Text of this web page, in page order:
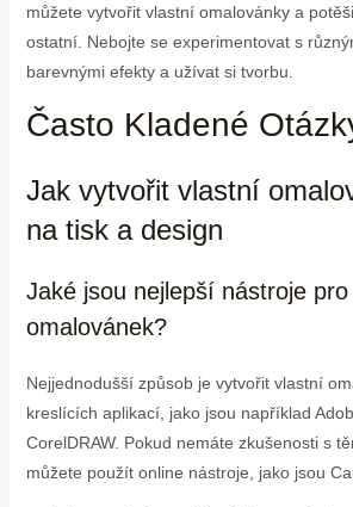
můžete vytvořit vlastní omalovánky a
ostatní. Nebojte se experimentovat s
barevnými efekty a užívat si tvorbu.
Často Kladené
Jak vytvořit vlastní
na tisk a design
Jaké jsou nejlepší nástroje
omalovánek?
Nejjednodušší způsob je vytvořit vlastní
kreslících aplikací, jako jsou například
CorelDRAW. Pokud nemáte zkušenosti s
můžete použít online nástroje, jako jsou